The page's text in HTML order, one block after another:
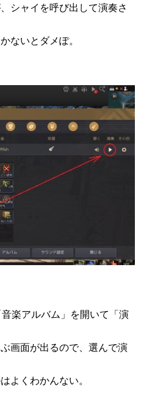
シャイを呼び出して演奏さ
ないとダメぽ。
楽アルバム」を開いて「演
画面が出るので、選んで演
よくわかんない。